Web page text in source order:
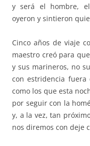
y será el hombre,
oyeron y sintieron
Cinco años de viaje
maestro creó para
y sus marineros, no
con estridencia fuera
como los que esta
por seguir con la
y, a la vez, tan
nos diremos con deje